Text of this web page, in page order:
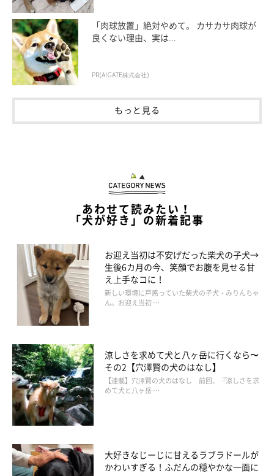
「肉球放置」絶対やめて。 カサカサ肉球が
良くない理由、実は...
PR(AIGATE株式会社)
もっと見る
あわせて読みたい！
「犬が好き」の新着記事
お迎え当初は不安げだった柴犬の子犬→
生後6カ月の今、笑顔でお腹を見せる甘
え上手なコに！
新しい環境に戸惑っていた柴犬の子犬・みりんちゃ
ん。お迎え当初 …
涼しさを求めて犬と八ヶ岳に行くなら〜
その2【穴澤賢の犬のはなし】
【連載】穴澤賢の犬のはなし 前回、『涼しさを求
めて犬と八ヶ岳 …
大好きなじーじに甘えるラブラドールが
かわいすぎる！ふだんの穏やかな一面に